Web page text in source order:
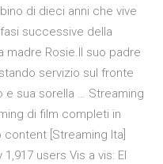
di dieci anni che vive
successive della
madre Rosie.Il suo padre
servizio sul fronte
e sua sorella … Streaming
di film completi in
[Streaming Ita]
1,917 users Vis a vis: El